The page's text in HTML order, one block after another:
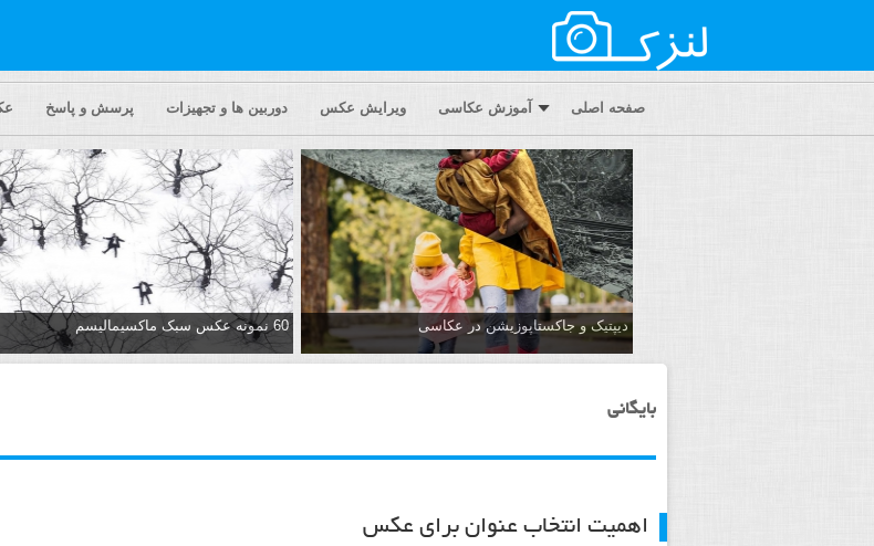
صفحه اصلی آموزش عکاسی ویرایش عکس دوربین ها و تجهیزات پرسش و پاسخ
دیپتیک و جاکستا‌پوزیشن در عکاسی 60 نمونه عکس سبک ماکسیمالیسم
بایگانی
اهمیت انتخاب عنوان برای عکس